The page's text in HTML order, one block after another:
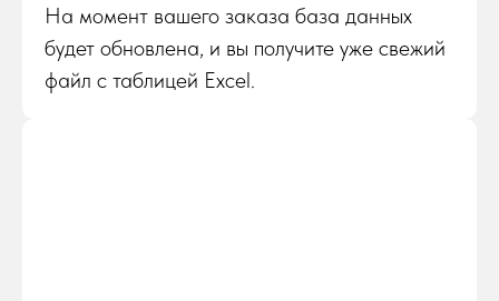
На момент вашего заказа база данных
будет обновлена, и вы получите уже свежий
файл с таблицей Excel.